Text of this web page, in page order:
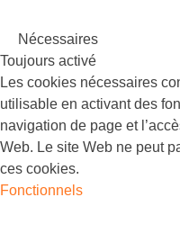
Nécessaires
Toujours activé
Les cookies nécessaires
utilisable en activant des
navigation de page et
Web. Le site Web ne peut
ces cookies.
Fonctionnels